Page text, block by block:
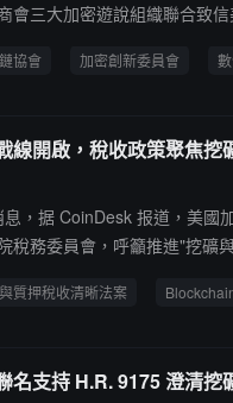
會三大加密遊說組織聯合致
擇在收到加密獎勵時或在出售
將"破壞"該法案且僅能產生"
該法案，稱其給予加密貨幣"
判已達成共識的妥協將"使法
協會 加密創新委員會
線開啟，稅收政策聚焦挖
，据 CoinDesk 报道，美國
稅務委員會，呼籲推進"挖礦
者提供稅務處理選擇權。該法
Blockchain Association、
質押稅收清晰法案
名支持 H.R. 9175 澄清挖